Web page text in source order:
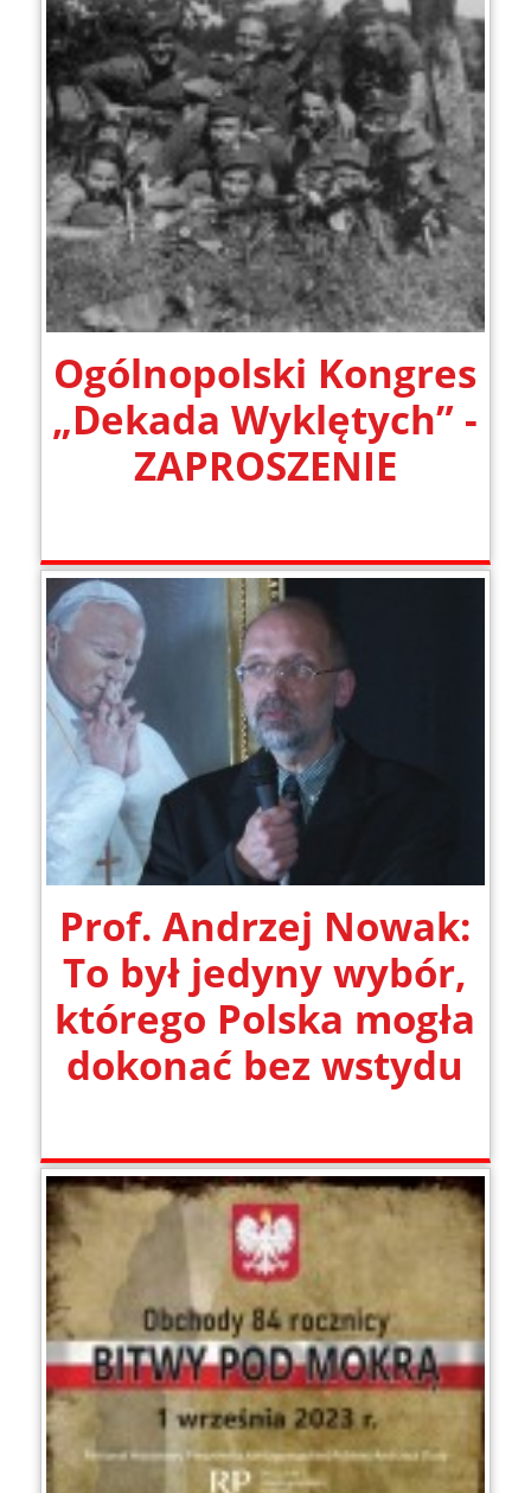
Ogólnopolski Kongres
„Dekada Wyklętych” -
ZAPROSZENIE
Prof. Andrzej Nowak:
To był jedyny wybór,
którego Polska mogła
dokonać bez wstydu